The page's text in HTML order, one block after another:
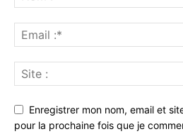
Enregistrer mon nom, email et
pour la prochaine fois que je